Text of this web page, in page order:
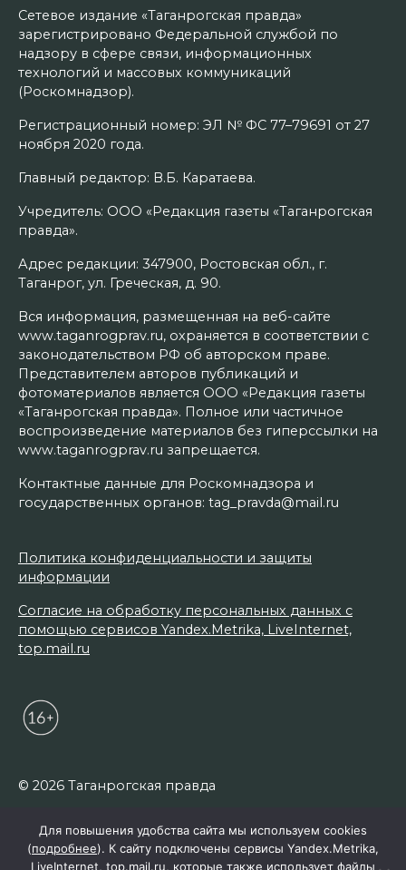
Сетевое издание «Таганрогская правда»
зарегистрировано Федеральной службой по
надзору в сфере связи, информационных
технологий и массовых коммуникаций
(Роскомнадзор).
Регистрационный номер: ЭЛ № ФС 77–79691 от 27
ноября 2020 года.
Главный редактор: В.Б. Каратаева.
Учредитель: ООО «Редакция газеты «Таганрогская
правда».
Адрес редакции: 347900, Ростовская обл., г.
Таганрог, ул. Греческая, д. 90.
Вся информация, размещенная на веб-сайте
www.taganrogprav.ru, охраняется в соответствии с
законодательством РФ об авторском праве.
Представителем авторов публикаций и
фотоматериалов является ООО «Редакция газеты
«Таганрогская правда». Полное или частичное
воспроизведение материалов без гиперссылки на
www.taganrogprav.ru запрещается.
Контактные данные для Роскомнадзора и
государственных органов: tag_pravda@mail.ru
Политика конфиденциальности и защиты
информации
Согласие на обработку персональных данных с
помощью сервисов Yandex.Metrika, LiveInternet,
top.mail.ru
© 2026 Таганрогская правда
Для повышения удобства сайта мы используем cookies
(подробнее). К сайту подключены сервисы Yandex.Metrika,
LiveInternet, top.mail.ru, которые также использует файлы